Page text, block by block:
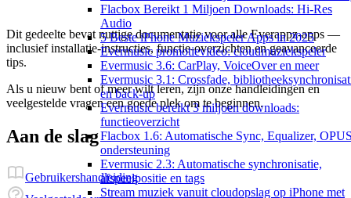
Flacbox Bereikt 1 Miljoen Downloads: Hi-Res
Audio
5 Beste iPhone Muziekspeler Apps in 2025
Evermusic promotievideo: cloudmuziekspeler
Evermusic 3.6: CarPlay, VoiceOver en meer
Evermusic 3.1: Crossfade,
en back-up
Evermusic bereikt 3 miljoen downloads:
functieoverzicht
Flacbox 1.6: Automatische Sync, Equalizer,
ondersteuning
Evermusic 2.3: Automatische synchronisatie,
afspeelpositie en tags
Stream muziek vanuit cloudopslag op iPhone met
Dit gedeelte bevat nuttige documentatie voor alle Everappz-apps —
inclusief installatie-instructies, functie-overzichten en geavanceerde
tips.
Als u nieuw bent of meer wilt leren, zijn onze handleidingen en
veelgestelde vragen een goede plek om te beginnen.
Aan de slag
Gebruikershandleiding